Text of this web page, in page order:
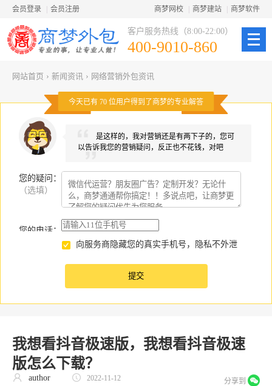
会员登录 会员注册 商梦网校 商梦建站 商梦软件
客户服务热线（8:00-22:00）
400-9010-860
网站首页 › 新闻资讯 › 网络营销外包资讯
今天已有 70 位用户得到了商梦的专业解答
是这样的，我对营销还是有两下子的，您可
以告诉我您的营销疑问，反正也不花钱，对吧
您的疑问
（选填）
：
您的电话：
向服务商隐藏您的真实手机号，隐私不外泄
我想看抖音极速版，我想看抖音极速
版怎么下载？
分享到
author 2022-11-12